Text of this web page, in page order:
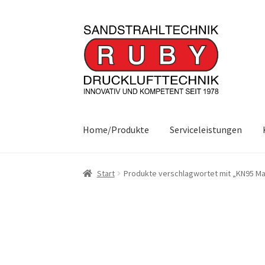
Zur
Navigation
springen
Zum
Inhalt
springen
Home/Produkte Serviceleistungen
Start Produkte verschlagwortet mit „KN95